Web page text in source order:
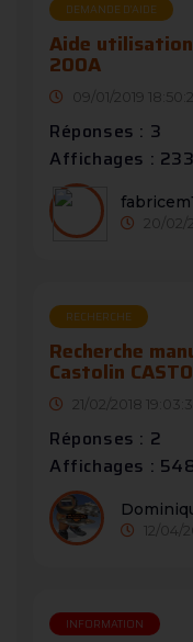
DEMANDE D’AIDE
Aide utilisation
200A
09/01/2019
Réponses : 3
Affichages : 233
20/02/
RECHERCHE
Recherche
Castolin
21/02/2018
Réponses : 2
Affichages :
12/04/
INFORMATION